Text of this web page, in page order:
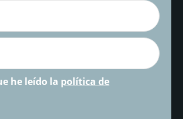
he leído la política de